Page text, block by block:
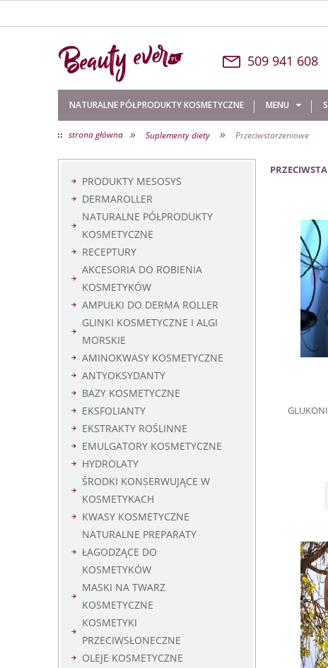
509
NATURALNE PÓŁPRODUKTY KOSMETYCZNE MENU
O NAS KONTAKT
strona główna » Suplementy diety » Przeciwstarzeniowe
PRODUKTY MESOSYS
DERMAROLLER
NATURALNE PÓŁPRODUKTY
KOSMETYCZNE
RECEPTURY
AKCESORIA DO ROBIENIA
KOSMETYKÓW
AMPUŁKI DO DERMA ROLLER
GLINKI KOSMETYCZNE I ALGI
MORSKIE
AMINOKWASY KOSMETYCZNE
ANTYOKSYDANTY
BAZY KOSMETYCZNE
EKSFOLIANTY
EKSTRAKTY ROŚLINNE
EMULGATORY KOSMETYCZNE
HYDROLATY
ŚRODKI KONSERWUJĄCE W
KOSMETYKACH
KWASY KOSMETYCZNE
NATURALNE PREPARATY
ŁAGODZĄCE DO
KOSMETYKÓW
MASKI NA TWARZ
KOSMETYCZNE
KOSMETYKI
PRZECIWSŁONECZNE
OLEJE KOSMETYCZNE